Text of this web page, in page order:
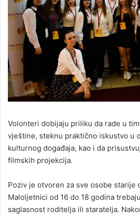
Volonteri dobijaju priliku da rade u
vještine, steknu praktično iskustvo u
kulturnog događaja, kao i da
filmskih projekcija.
Poziv je otvoren za sve osobe starije
Maloljetnici od 16 do 18 godina
saglasnost roditelja ili staratelja.